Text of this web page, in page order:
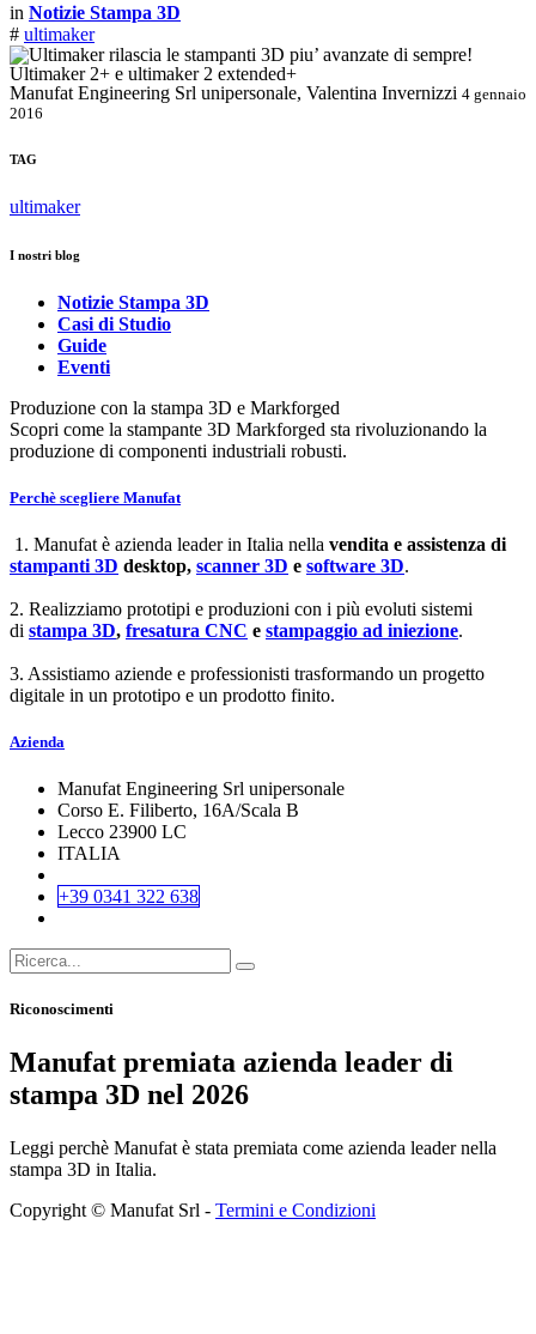
in Notizie Stampa 3D
# ultimaker
Manufat Engineering Srl unipersonale, Valentina Invernizzi 4 gennaio
2016
TAG
ultimaker
I nostri blog
Notizie Stampa 3D
Casi di Studio
Guide
Eventi
Produzione con la stampa 3D e Markforged
Scopri come la stampante 3D Markforged sta rivoluzionando la
produzione di componenti industriali robusti.
Perchè scegliere Manufat
1. Manufat è azienda leader in Italia nella vendita e assistenza di
stampanti 3D desktop, scanner 3D e software 3D.
2. Realizziamo prototipi e produzioni con i più evoluti sistemi
di stampa 3D, fresatura CNC e stampaggio ad iniezione.
3. Assistiamo aziende e professionisti trasformando un progetto
digitale in un prototipo e un prodotto finito.
Azienda
Manufat Engineering Srl unipersonale
Corso E. Filiberto, 16A/Scala B
Lecco 23900 LC
ITALIA
+39 0341 322 638
Riconoscimenti
Manufat premiata azienda leader di
stampa 3D nel 2026
Leggi perchè Manufat è stata premiata come azienda leader nella
stampa 3D in Italia.
Copyright © Manufat Srl - Termini e Condizioni